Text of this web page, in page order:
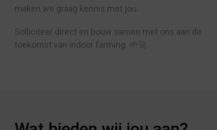
maken we graag kennis met jou.
Solliciteer direct en bouw samen met ons aan de
toekomst van indoor farming. 🌱🚀